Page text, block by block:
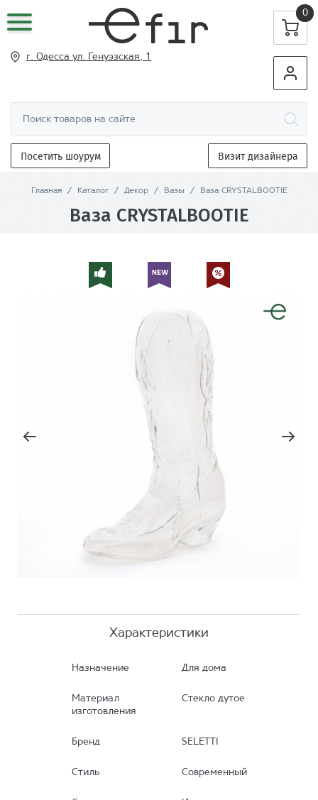
0
г. Одесса ул. Генуэзская, 1
Посетить шоурум Визит дизайнера
Главная / Каталог / Декор / Вазы / Ваза CRYSTALBOOTIE
Ваза CRYSTALBOOTIE
Характеристики
Назначение Для дома
Материал
изготовления
Стекло дутое
Бренд SELETTI
Стиль Современный